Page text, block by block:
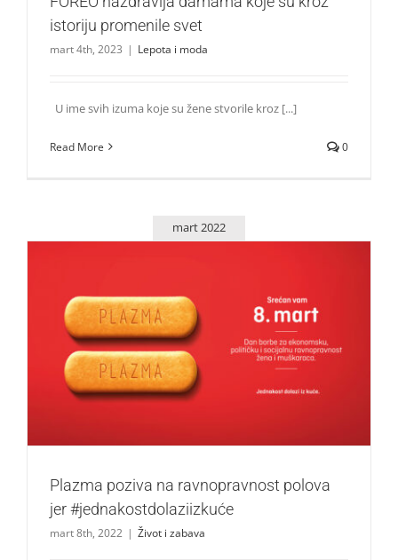
istoriju promenile svet
mart 4th, 2023 | Lepota i moda
U ime svih izuma koje su žene stvorile kroz [...]
Read More 0
mart 2022
Plazma poziva na ravnopravnost polova jer
#jednakostdolaziizkuće
Život i zabava
Plazma poziva na ravnopravnost polova
jer #jednakostdolaziizkuće
mart 8th, 2022 | Život i zabava